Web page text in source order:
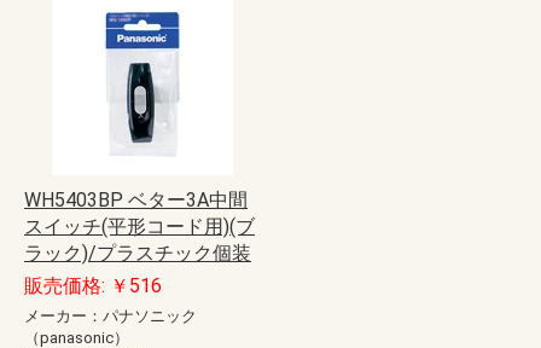
WH5403BP ベター3A中間
スイッチ(平形コード用)(ブ
ラック)/プラスチック個装
販売価格: ￥516
メーカー：パナソニック
（panasonic）